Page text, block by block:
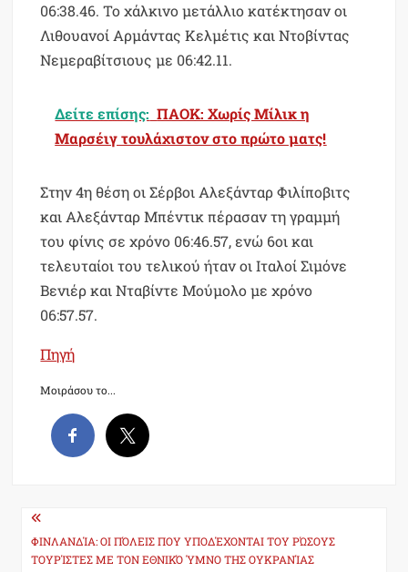
06:38.46. Το χάλκινο μετάλλιο κατέκτησαν οι
Λιθουανοί Αρμάντας Κελμέτις και Ντοβίντας
Νεμεραβίτσιους με 06:42.11.
Δείτε επίσης: ΠΑΟΚ: Χωρίς Μίλικ η
Μαρσέιγ τουλάχιστον στο πρώτο ματς!
Στην 4η θέση οι Σέρβοι Αλεξάνταρ Φιλίποβιτς
και Αλεξάνταρ Μπέντικ πέρασαν τη γραμμή
του φίνις σε χρόνο 06:46.57, ενώ 6οι και
τελευταίοι του τελικού ήταν οι Ιταλοί Σιμόνε
Βενιέρ και Νταβίντε Μούμολο με χρόνο
06:57.57.
Πηγή
Μοιράσου το...
Post
navigation
ΦΙΝΛΑΝΔΊΑ: ΟΙ ΠΌΛΕΙΣ ΠΟΥ ΥΠΟΔΈΧΟΝΤΑΙ ΤΟΥ ΡΏΣΟΥΣ
ΤΟΥΡΊΣΤΕΣ ΜΕ ΤΟΝ ΕΘΝΙΚΌ ΎΜΝΟ ΤΗΣ ΟΥΚΡΑΝΊΑΣ